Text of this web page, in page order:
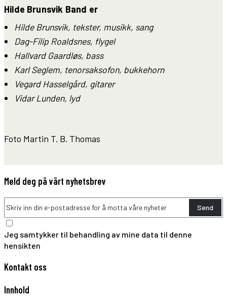
Hilde Brunsvik Band er
Hilde Brunsvik, tekster, musikk, sang
Dag-Filip Roaldsnes, flygel
Hallvard Gaardløs, bass
Karl Seglem, tenorsaksofon, bukkehorn
Vegard Hasselgård, gitarer
Vidar Lunden, lyd
Foto Martin T. B. Thomas
Meld deg på vårt nyhetsbrev
Send
Jeg samtykker til behandling av mine data til denne
hensikten
Kontakt oss
Innhold